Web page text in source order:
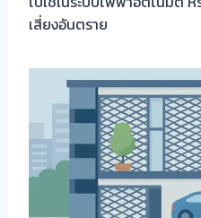
เสี่ยงอันตราย